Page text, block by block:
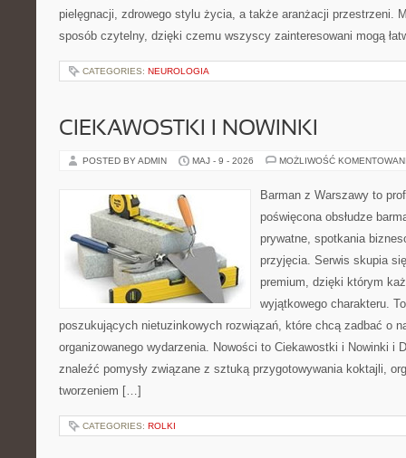
pielęgnacji, zdrowego stylu życia, a także aranżacji przestrzeni.
sposób czytelny, dzięki czemu wszyscy zainteresowani mogą
CATEGORIES: NEUROLOGIA
CIEKAWOSTKI I NOWINKI
POSTED BY ADMIN MAJ - 9 - 2026 MOŻLIWOŚĆ
Barman z Warszawy to
poświęcona obsłudze
prywatne, spotkania
przyjęcia. Serwis skupia
premium, dzięki którym
wyjątkowego charakteru.
poszukujących nietuzinkowych rozwiązań, które chcą zadbać o
organizowanego wydarzenia. Nowości to Ciekawostki i Nowinki i
znaleźć pomysły związane z sztuką przygotowywania koktajli,
tworzeniem […]
CATEGORIES: ROLKI